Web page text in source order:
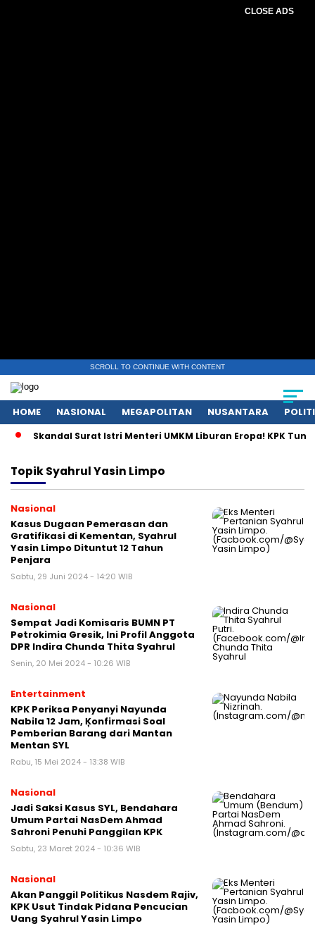
CLOSE ADS
SCROLL TO CONTINUE WITH CONTENT
HOME NASIONAL MEGAPOLITAN NUSANTARA
Skandal Surat Istri Menteri UMKM Liburan Eropa! KPK
TopikSyahrul Yasin Limpo
Nasional
Kasus Dugaan Pemerasan dan
Gratifikasi di Kementan, Syahrul
Yasin Limpo Dituntut 12 Tahun
Penjara
Sabtu, 29 Juni 2024 - 14:20 WIB
Nasional
Sempat Jadi Komisaris BUMN PT
Petrokimia Gresik, Ini Profil Anggota
DPR Indira Chunda Thita Syahrul
Senin, 20 Mei 2024 - 10:26 WIB
Entertainment
KPK Periksa Penyanyi Nayunda
Nabila 12 Jam, Ķonfirmasi Soal
Pemberian Barang dari Mantan
Mentan SYL
Rabu, 15 Mei 2024 - 13:38 WIB
Nasional
Jadi Saksi Kasus SYL, Bendahara
Umum Partai NasDem Ahmad
Sahroni Penuhi Panggilan KPK
Sabtu, 23 Maret 2024 - 10:36 WIB
Nasional
Akan Panggil Politikus Nasdem Rajiv,
KPK Usut Tindak Pidana Pencucian
Uang Syahrul Yasin Limpo